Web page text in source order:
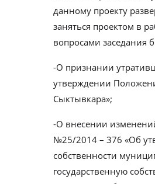
данному проекту
заняться проектом в
вопросами заседания
-О признании
утверждении
Сыктывкара»;
-О внесении
№25/2014 – 376 «Об
собственности
государственную